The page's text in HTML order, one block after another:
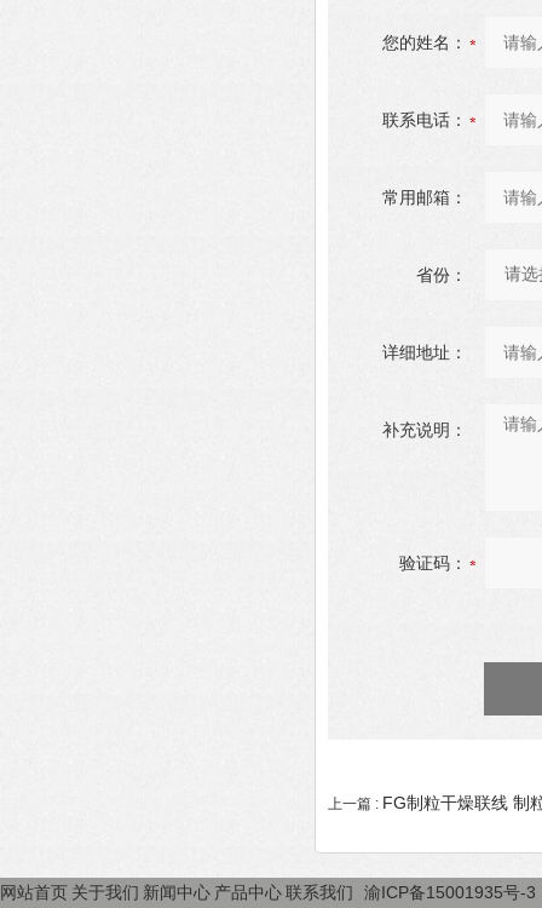
您的姓名：
联系电话：
常用邮箱：
省份：
详细地址：
补充说明：
验证码：
上一篇 : FG制粒干燥联线 制
网站首页 关于我们 新闻中心 产品中心联系我们 渝ICP备15001935号-3